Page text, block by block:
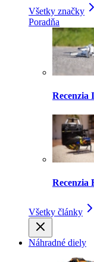
Všetky značky
Poradňa
Recenzia
Všetky články
Náhradné diely